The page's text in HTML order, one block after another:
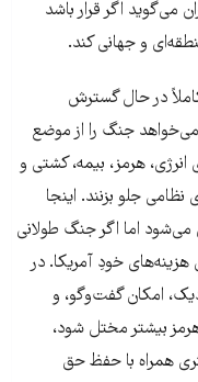
می‌گوید اگر قرار باشد
و جهانی کند.
کاملاً در حال گسترش
جنگ را از موضع
هرمز، بیمه، کشتی و
جلو بزنند. اینجا
اما اگر جنگ طولانی
خودِ آمریکا. در
امکان گفت‌وگو، و
بیشتر مختل شود،
همراه با حفظ حق